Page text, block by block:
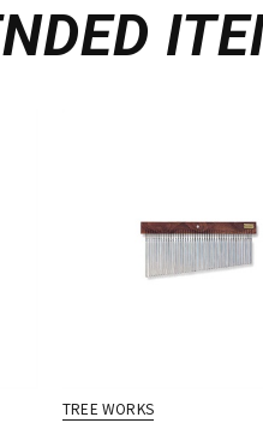
TREE WORKS